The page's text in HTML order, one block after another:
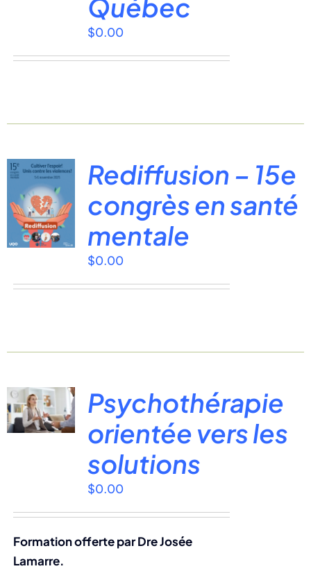
Québec
$0.00
Rediffusion – 15e
congrès en santé
mentale
$0.00
Psychothérapie
orientée vers les
solutions
$0.00
Formation offerte par Dre Josée
Lamarre.